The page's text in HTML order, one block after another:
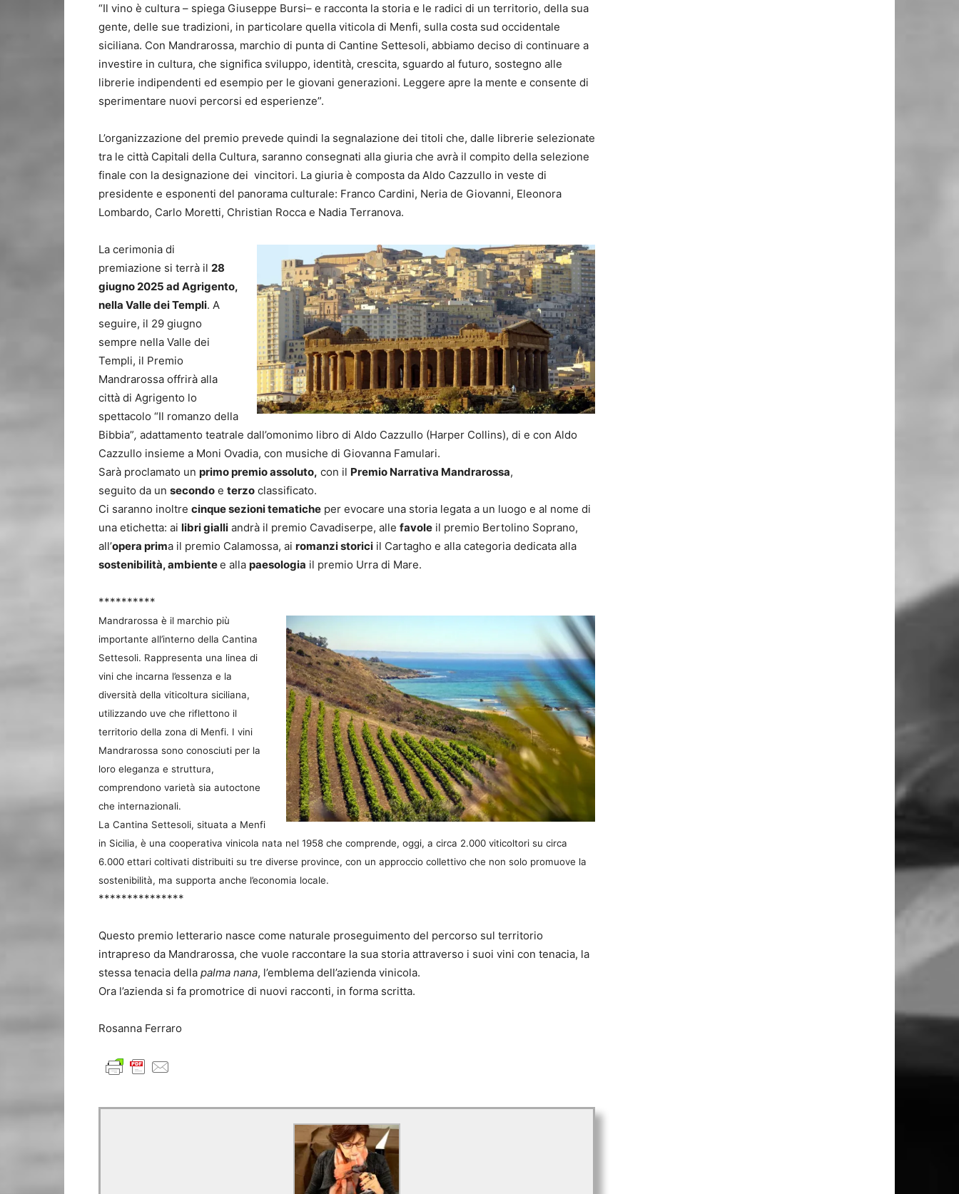
“Il vino è cultura – spiega Giuseppe Bursi– e racconta la storia e le radici di un territorio, della sua
gente, delle sue tradizioni, in particolare quella viticola di Menfi, sulla costa sud occidentale
siciliana. Con Mandrarossa, marchio di punta di Cantine Settesoli, abbiamo deciso di continuare a
investire in cultura, che significa sviluppo, identità, crescita, sguardo al futuro, sostegno alle
librerie indipendenti ed esempio per le giovani generazioni. Leggere apre la mente e consente di
sperimentare nuovi percorsi ed esperienze”.
L’organizzazione del premio prevede quindi la segnalazione dei titoli che, dalle librerie selezionate
tra le città Capitali della Cultura, saranno consegnati alla giuria che avrà il compito della selezione
finale con la designazione dei vincitori. La giuria è composta da Aldo Cazzullo in veste di
presidente e esponenti del panorama culturale: Franco Cardini, Neria de Giovanni, Eleonora
Lombardo, Carlo Moretti, Christian Rocca e Nadia Terranova.
La cerimonia di
premiazione si terrà il 28
giugno 2025 ad Agrigento,
nella Valle dei Templi. A
seguire, il 29 giugno
sempre nella Valle dei
Templi, il Premio
Mandrarossa offrirà alla
città di Agrigento lo
spettacolo “Il romanzo della
Bibbia”, adattamento teatrale dall’omonimo libro di Aldo Cazzullo (Harper Collins), di e con Aldo
Cazzullo insieme a Moni Ovadia, con musiche di Giovanna Famulari.
Sarà proclamato un primo premio assoluto, con il Premio Narrativa Mandrarossa,
seguito da un secondo e terzo classificato.
Ci saranno inoltre cinque sezioni tematiche per evocare una storia legata a un luogo e al nome di
una etichetta: ai libri gialli andrà il premio Cavadiserpe, alle favole il premio Bertolino Soprano,
all’opera prima il premio Calamossa, ai romanzi storici il Cartagho e alla categoria dedicata alla
sostenibilità, ambientee alla paesologia il premio Urra di Mare.
**********
Mandrarossa è il marchio più
importante all’interno della Cantina
Settesoli. Rappresenta una linea di
vini che incarna l’essenza e la
diversità della viticoltura siciliana,
utilizzando uve che riflettono il
territorio della zona di Menfi. I vini
Mandrarossa sono conosciuti per la
loro eleganza e struttura,
comprendono varietà sia autoctone
che internazionali.
La Cantina Settesoli, situata a Menfi
in Sicilia, è una cooperativa vinicola nata nel 1958 che comprende, oggi, a circa 2.000 viticoltori su circa
6.000 ettari coltivati distribuiti su tre diverse province, con un approccio collettivo che non solo promuove la
sostenibilità, ma supporta anche l’economia locale.
***************
Questo premio letterario nasce come naturale proseguimento del percorso sul territorio
intrapreso da Mandrarossa, che vuole raccontare la sua storia attraverso i suoi vini con tenacia, la
stessa tenacia della palma nana, l’emblema dell’azienda vinicola.
Ora l’azienda si fa promotrice di nuovi racconti, in forma scritta.
Rosanna Ferraro